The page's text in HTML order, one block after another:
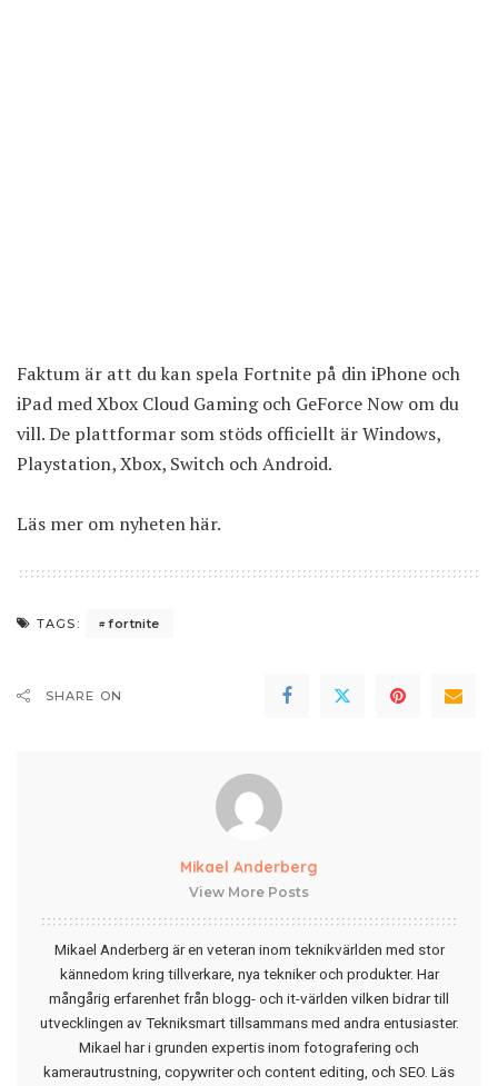
Faktum är att du kan spela Fortnite på din iPhone och
iPad med Xbox Cloud Gamingoch GeForce Now om du
vill. De plattformar som stöds officiellt är Windows,
Playstation, Xbox, Switch och Android.
Läs mer om nyheten här.
TAGS: fortnite
SHARE ON
Mikael Anderberg
View More Posts
Mikael Anderberg är en veteran inom teknikvärlden med stor
kännedom kring tillverkare, nya tekniker och produkter. Har
mångårig erfarenhet från blogg- och it-världen vilken bidrar till
utvecklingen av Tekniksmart tillsammans med andra entusiaster.
Mikael har i grunden expertis inom fotografering och
kamerautrustning, copywriter och content editing, och SEO. Läs